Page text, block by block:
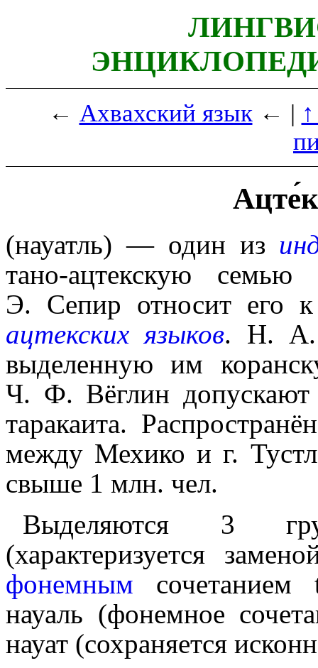
← Ахвахский язык← |
(науатль) — один из
тано-ацтекскую
Э. Сепир относит его
ацтекских языков. Н. А.
выделен­ную им
Ч. Ф. Вёглин допускают
таракаита.
между Мехико и г.
свыше 1 млн. чел.
Выделяются 3
(характеризуется
фонемным сочетанием
науаль (фонемное
науат (сохраняется